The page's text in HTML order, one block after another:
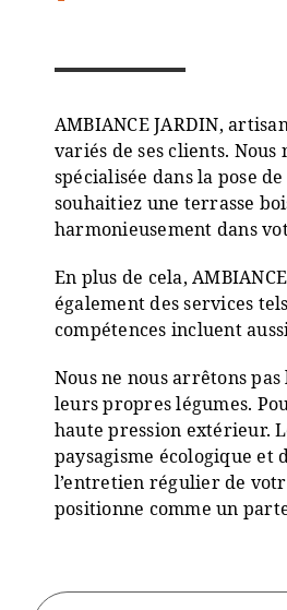
AMBIANCE JARDIN,
variés de ses clients.
spécialisée dans la pose
souhaitiez une terrasse
harmonieusement dans
En plus de cela,
également des services
compétences incluent
Nous ne nous arrêtons
leurs propres légumes.
haute pression extérieur.
paysagisme écologique
l’entretien régulier de
positionne comme un